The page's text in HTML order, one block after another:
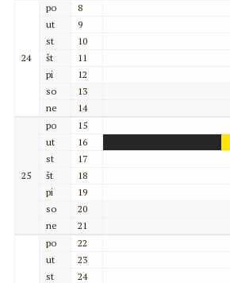
24
po
8
ut
9
st
10
št
11
pi
12
so
13
ne
14
25
po
15
ut
16
st
17
št
18
pi
19
so
20
ne
21
po
22
ut
23
st
24